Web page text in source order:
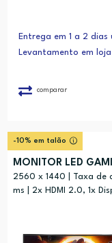
Entrega em 1 a 2 dias
Levantamento em loja
comparar
-10% em talão
MONITOR LED
2560 x 1440 | Taxa de
ms | 2x HDMI 2.0, 1x